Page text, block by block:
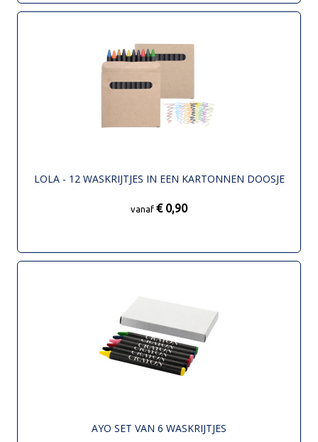
LOLA - 12 WASKRIJTJES IN EEN KARTONNEN DOOSJE
vanaf € 0,90
AYO SET VAN 6 WASKRIJTJES